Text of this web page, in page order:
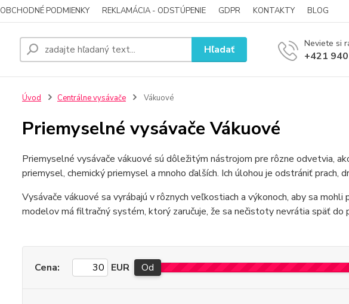
OBCHODNÉ PODMIENKY REKLAMÁCIA - ODSTÚPENIE GDPR KONTAKTY BLOG
Hľadať Neviete si
+421
Úvod Centrálne vysávače Vákuové
Priemyselné vysávače Vákuové
Priemyselné vysávače vákuové sú dôležitým nástrojom pre rôzne odvetvia,
priemysel, chemický priemysel a mnoho ďalších. Ich úlohou je odstrániť prach,
Vysávače vákuové sa vyrábajú v rôznych veľkostiach a výkonoch, aby sa
modelov má filtračný systém, ktorý zaručuje, že sa nečistoty nevrátia späť do
Cena: EUR Od